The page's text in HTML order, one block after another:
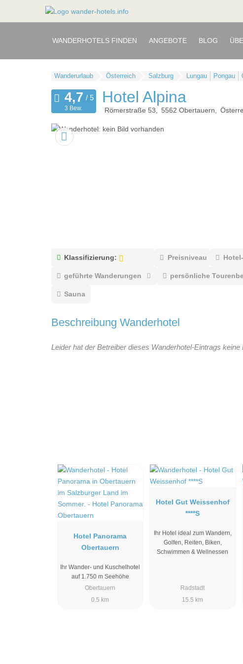
WANDERHOTELS FINDEN ANGEBOTE BLOG
Wanderurlaub Österreich Salzburg Lungau Pongau
Hotel Alpina
Römerstraße 53 5562 Obertauern
3 Bew.
Klassifizierung: Preisniveau
geführte Wanderungen persönliche
Sauna
Beschreibung Wanderhotel
Leider hat der Betreiber dieses Wanderhotel-Eintrags keine
Hotel Panorama
Obertauern
Ihr Wander- und Kuschelhotel
auf 1.750 m Seehöhe
Obertauern
0.5 km
Hotel Gut Weissenhof
****S
Ihr Hotel ideal zum Wandern,
Golfen, Reiten, Biken,
Schwimmen & Wellnessen
Radstadt
15.5 km